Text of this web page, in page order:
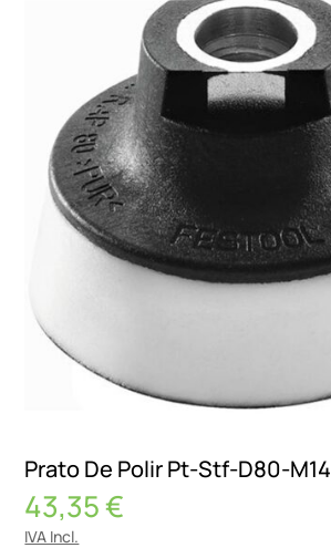
Prato De Polir Pt-Stf-D80-M14
43,35€
IVA Incl.